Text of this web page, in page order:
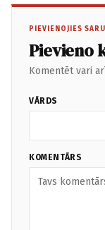
PIEVIENOJIES
Pievieno
Komentēt vari
VĀRDS
KOMENTĀRS